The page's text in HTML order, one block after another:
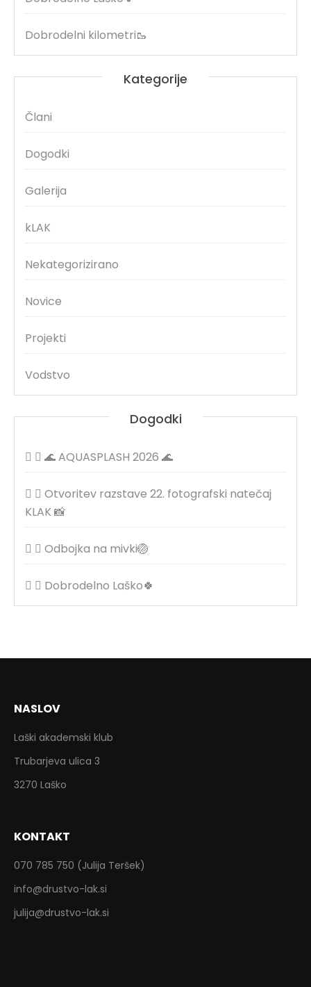
Dobrodelni kilometri🥾
Kategorije
Člani
Dogodki
Galerija
kLAK
Nekategorizirano
Novice
Projekti
Vodstvo
Dogodki
🌊 AQUASPLASH 2026 🌊
Otvoritev razstave 22. fotografski natečaj
KLAK 📸
Odbojka na mivki🏐
Dobrodelno Laško🍀
NASLOV
Laški akademski klub
Trubarjeva ulica 3
3270 Laško
KONTAKT
070 785 750 (Julija Teršek)
info@drustvo-lak.si
julija@drustvo-lak.si